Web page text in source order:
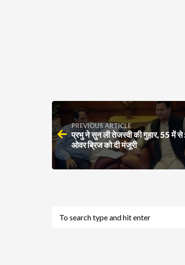
PREVIOUS ARTICLE
प्रभु ने सुन ली तेजस्वी की गुहार, 55 में
ओवर ब्रिज को दी मंजूरी